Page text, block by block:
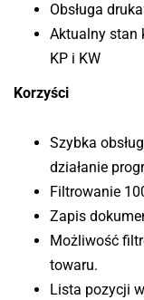
Obsługa
Aktualny stan
KP i KW
Korzyści
Szybka
działanie
Filtrowanie
Zapis
Możliwość
towaru.
Lista pozycji